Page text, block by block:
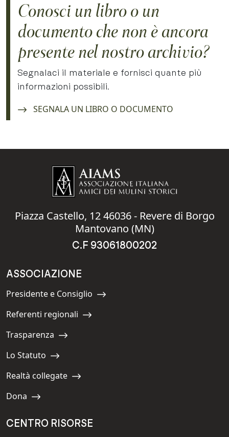
Conosci un libro o un
documento che non è ancora
presente nel nostro archivio?
Segnalaci il materiale e fornisci quante più
informazioni possibili.
Navigate to:
SEGNALA UN LIBRO O DOCUMENTO
Piazza Castello, 12 46036 - Revere di Borgo
Mantovano (MN)
C.F 93061800202
ASSOCIAZIONE
Navigate to:
Presidente e Consiglio
Navigate to:
Referenti regionali
Navigate to:
Trasparenza
Navigate to:
Lo Statuto
Navigate to:
Realtà collegate
Navigate to:
Dona
CENTRO RISORSE